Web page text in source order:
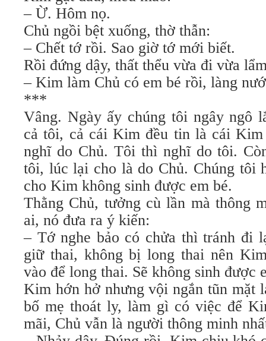
– Ừ. Hôm nọ.
Chủ ngồi bệt xuống, thờ thẫn:
– Chết tớ rồi. Sao giờ tớ mới biết.
Rồi đứng dậy, thất thểu vừa đi vừa
– Kim làm Chủ có em bé rồi, làng
***
Vâng. Ngày ấy chúng tôi ngây ngô
cả tôi, cả cái Kim đều tin là cái
nghĩ do Chủ. Tôi thì nghĩ do tôi.
tôi, lúc lại cho là do Chủ. Chúng tôi
cho Kim không sinh được em bé.
Thằng Chủ, tưởng cù lần mà thông
ai, nó đưa ra ý kiến:
– Tớ nghe bảo có chửa thì tránh đi
giữ thai, không bị long thai nên
vào để long thai. Sẽ không sinh được
Kim hớn hở nhưng vội ngắn tũn mặt
bố mẹ thoát ly, làm gì có việc để
mãi, Chủ vẫn là người thông minh